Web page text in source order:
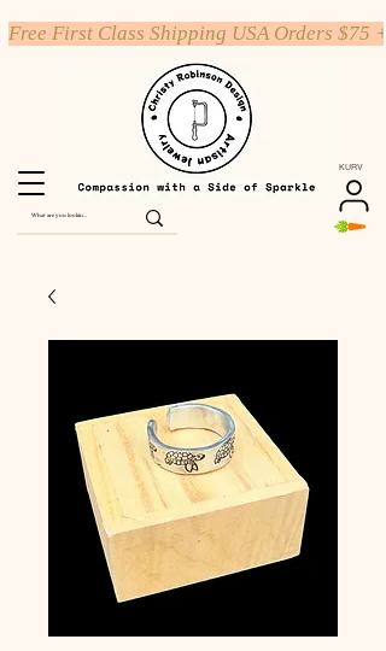
KURV
Free First Class Shipping USA Orders $75 +